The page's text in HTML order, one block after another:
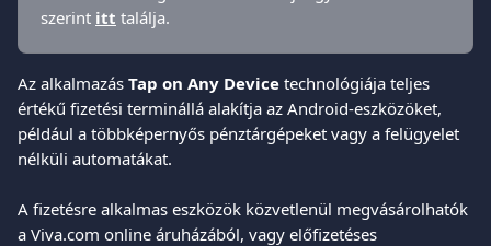
szerint itt találja.
Az alkalmazás Tap on Any Device technológiája teljes
értékű fizetési terminállá alakítja az Android-eszközöket,
például a többképernyős pénztárgépeket vagy a felügyelet
nélküli automatákat.
A fizetésre alkalmas eszközök közvetlenül megvásárolhatók
a Viva.com online áruházából, vagy előfizetéses